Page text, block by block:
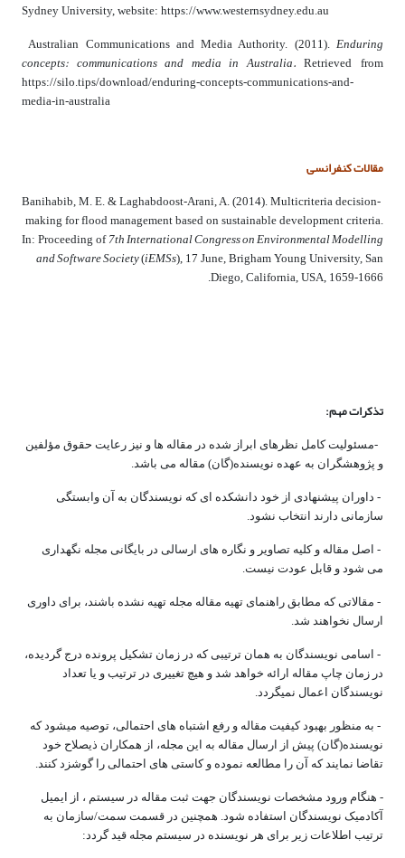
Sydney University, website: https://www.westernsydney.edu.au
Australian Communications and Media Authority. (2011).Enduring
concepts: communications and media in Australia.Retrieved from
https://silo.tips/download/enduring-concepts-communications-and-
media-in-australia
مقالات کنفرانسی
Banihabib, M. E. & Laghabdoost-Arani, A. (2014). Multicriteria decision-
making for flood management based on sustainable development criteria.
In: Proceeding of 7thInternational Congress onEnvironmental Modelling
and Software Society(iEMSs), 17 June, Brigham Young University, San
Diego, California, USA, 1659-1666.
تذکرات مهم:
-مسئولیت کامل نظرهای ابراز شده در مقاله ­ها و نیز رعایت حقوق مؤلفین
و پژوهش­گران به عهده نویسنده­(گان) مقاله می­ باشد.
- داوران پیشنهادی از خود دانشکده ای که نویسندگان به آن وابستگی
سازمانی دارند انتخاب نشود.
- اصل مقاله و کلیه تصاویر و نگاره ­های ارسالی در بایگانی مجله نگهداری
می­ شود و قابل عودت نیست.
- مقالاتی که مطابق راهنمای تهیه مقاله مجله تهیه نشده باشند، برای داوری
ارسال نخواهند شد.
- اسامی نویسندگان به همان ترتیبی که در زمان تشکیل پرونده درج گردیده،
در زمان چاپ مقاله ارائه خواهد شد و هیچ تغییری در ترتیب و یا تعداد
نویسندگان اعمال نمی­گردد.
- به منظور بهبود کیفیت مقاله و رفع اشتباه­ های احتمالی، توصیه می­­شود که
نویسنده(گان) پیش از ارسال مقاله به این مجله، از همکاران ذیصلاح خود
تقاضا نمایند که آن را مطالعه نموده و کاستی ­های احتمالی را گوشزد کنند.
- هنگام ورود مشخصات نویسندگان جهت ثبت مقاله در سیستم ، از ایمیل
آکادمیک نویسندگان استفاده شود. همچنین در قسمت سمت/سازمان به
ترتیب اطلاعات زیر برای هر نویسنده در سیستم مجله قید گردد: